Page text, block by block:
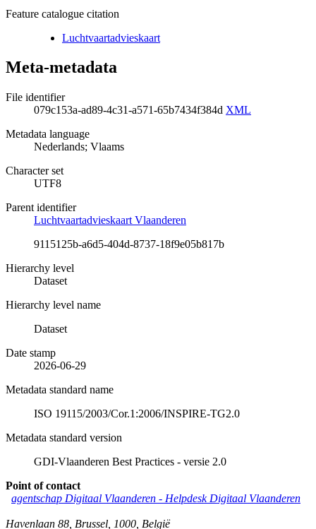
Feature catalogue citation
Luchtvaartadvieskaart
Meta-metadata
File identifier
079c153a-ad89-4c31-a571-65b7434f384d XML
Metadata language
Nederlands; Vlaams
Character set
UTF8
Parent identifier
Luchtvaartadvieskaart Vlaanderen
9115125b-a6d5-404d-8737-18f9e05b817b
Hierarchy level
Dataset
Hierarchy level name
Dataset
Date stamp
2026-06-29
Metadata standard name
ISO 19115/2003/Cor.1:2006/INSPIRE-TG2.0
Metadata standard version
GDI-Vlaanderen Best Practices - versie 2.0
Point of contact
agentschap Digitaal Vlaanderen - Helpdesk Digitaal Vlaanderen
Havenlaan 88 Brussel 1000 België